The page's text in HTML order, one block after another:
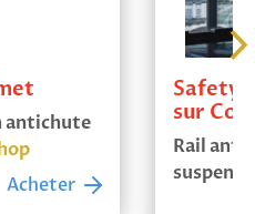
antichute
Acheter
sur
Rail